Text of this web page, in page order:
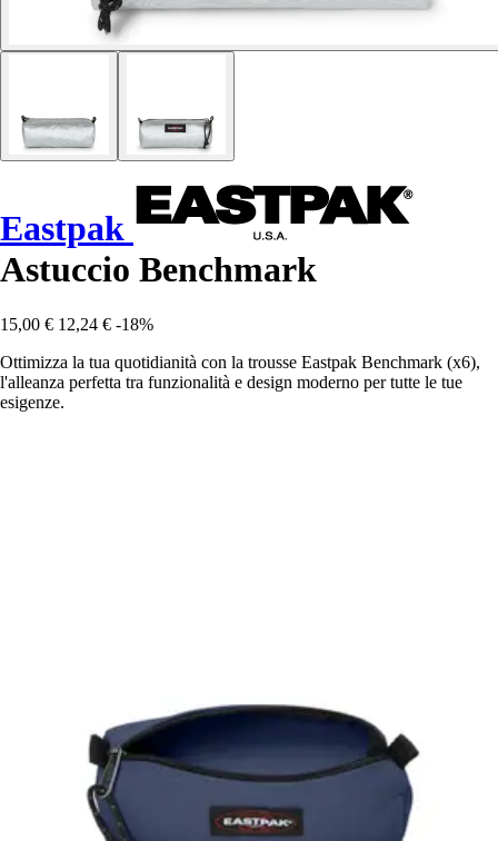
Eastpak
Astuccio Benchmark
15,00 € 12,24 € -18%
Ottimizza la tua quotidianità con la trousse Eastpak Benchmark (x6),
l'alleanza perfetta tra funzionalità e design moderno per tutte le tue
esigenze.